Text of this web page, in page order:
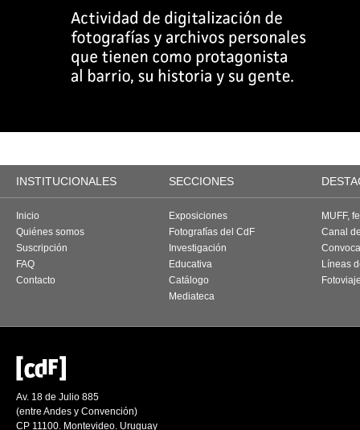
INSTITUCIONALES SECCIONES
Inicio
Quiénes somos
Suscripción
FAQ
Contacto
Exposiciones
Fotografías del CdF
Investigación
Educativa
Catálogo
Mediateca
MUFF,
Canal
Líneas
Av. 18 de Julio 885
(entre Andes y Convención)
CP 11100. Montevideo. Uruguay